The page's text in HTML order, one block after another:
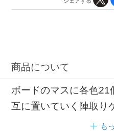
商品について
ボードのマスに各色21
互に置いていく陣取り
も